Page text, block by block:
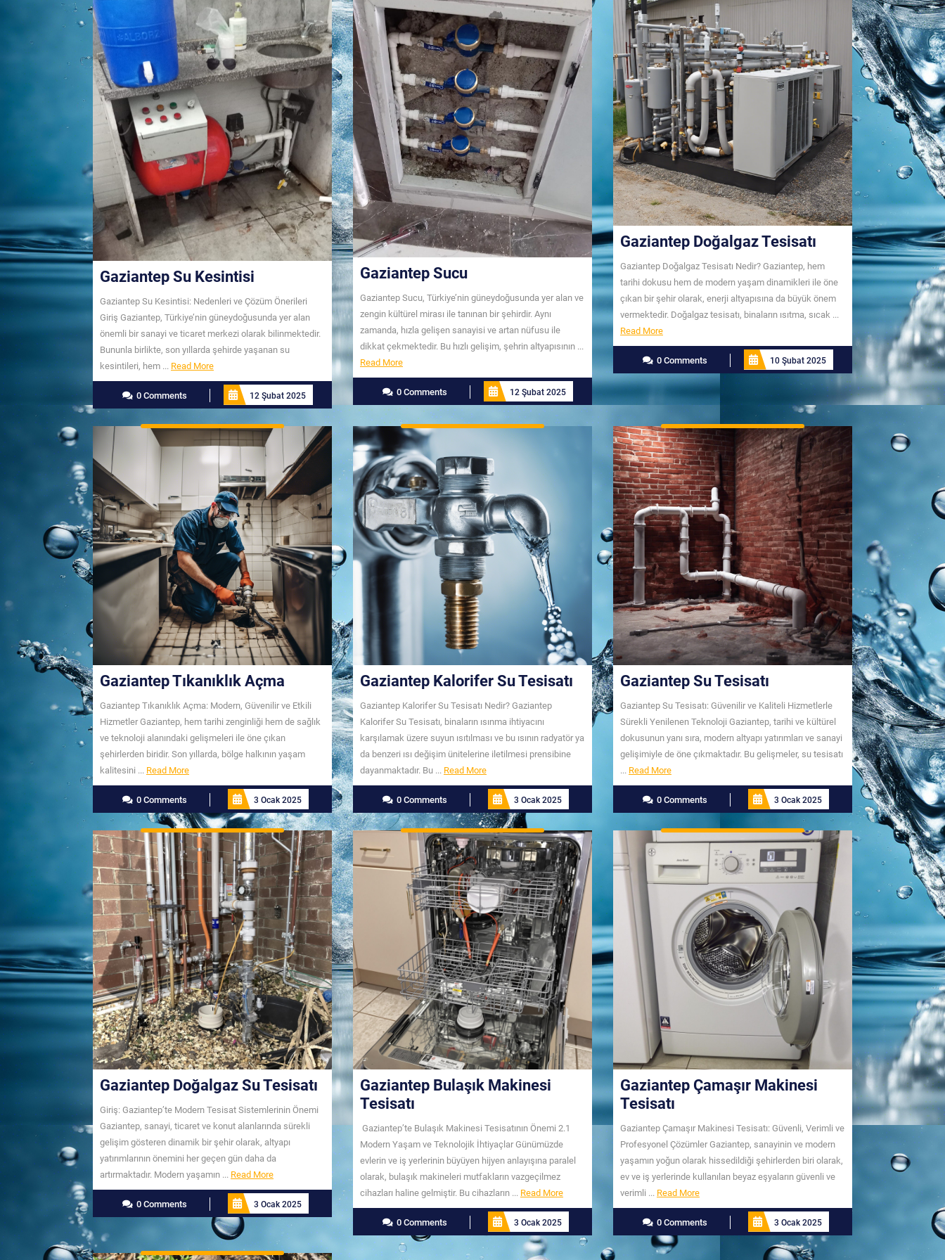
Gaziantep Su Kesintisi
Gaziantep Su Kesintisi: Nedenleri ve Çözüm Önerileri
Giriş Gaziantep, Türkiye’nin güneydoğusunda yer alan
önemli bir sanayi ve ticaret merkezi olarak bilinmektedir.
Bununla birlikte, son yıllarda şehirde yaşanan su
kesintileri, hem ... Read MoreRead
More
0 Comments
12 Şubat 2025
Gaziantep Sucu
Gaziantep Sucu, Türkiye’nin güneydoğusunda yer alan ve
zengin kültürel mirası ile tanınan bir şehirdir. Aynı
zamanda, hızla gelişen sanayisi ve artan nüfusu ile
dikkat çekmektedir. Bu hızlı gelişim, şehrin altyapısının ...
Read MoreRead
More
0 Comments
12 Şubat 2025
Gaziantep Doğalgaz Tesisatı
Gaziantep Doğalgaz Tesisatı Nedir? Gaziantep, hem
tarihi dokusu hem de modern yaşam dinamikleri ile öne
çıkan bir şehir olarak, enerji altyapısına da büyük önem
vermektedir. Doğalgaz tesisatı, binaların ısıtma, sıcak ...
Read MoreRead
More
0 Comments
10 Şubat 2025
Gaziantep Tıkanıklık Açma
Gaziantep Tıkanıklık Açma: Modern, Güvenilir ve Etkili
Hizmetler Gaziantep, hem tarihi zenginliği hem de sağlık
ve teknoloji alanındaki gelişmeleri ile öne çıkan
şehirlerden biridir. Son yıllarda, bölge halkının yaşam
kalitesini ... Read MoreRead
More
0 Comments
3 Ocak 2025
Gaziantep Kalorifer Su Tesisatı
Gaziantep Kalorifer Su Tesisatı Nedir? Gaziantep
Kalorifer Su Tesisatı, binaların ısınma ihtiyacını
karşılamak üzere suyun ısıtılması ve bu ısının radyatör ya
da benzeri ısı değişim ünitelerine iletilmesi prensibine
dayanmaktadır. Bu ... Read MoreRead
More
0 Comments
3 Ocak 2025
Gaziantep Su Tesisatı
Gaziantep Su Tesisatı: Güvenilir ve Kaliteli Hizmetlerle
Sürekli Yenilenen Teknoloji Gaziantep, tarihi ve kültürel
dokusunun yanı sıra, modern altyapı yatırımları ve sanayi
gelişimiyle de öne çıkmaktadır. Bu gelişmeler, su tesisatı
... Read MoreRead
More
0 Comments
3 Ocak 2025
Gaziantep Doğalgaz Su Tesisatı
Giriş: Gaziantep’te Modern Tesisat Sistemlerinin Önemi
Gaziantep, sanayi, ticaret ve konut alanlarında sürekli
gelişim gösteren dinamik bir şehir olarak, altyapı
yatırımlarının önemini her geçen gün daha da
artırmaktadır. Modern yaşamın ... Read MoreRead
More
0 Comments
3 Ocak 2025
Gaziantep Bulaşık Makinesi
Tesisatı
Gaziantep’te Bulaşık Makinesi Tesisatının Önemi 2.1
Modern Yaşam ve Teknolojik İhtiyaçlar Günümüzde
evlerin ve iş yerlerinin büyüyen hijyen anlayışına paralel
olarak, bulaşık makineleri mutfakların vazgeçilmez
cihazları haline gelmiştir. Bu cihazların ... Read MoreRead
More
0 Comments
3 Ocak 2025
Gaziantep Çamaşır Makinesi
Tesisatı
Gaziantep Çamaşır Makinesi Tesisatı: Güvenli, Verimli ve
Profesyonel Çözümler Gaziantep, sanayinin ve modern
yaşamın yoğun olarak hissedildiği şehirlerden biri olarak,
ev ve iş yerlerinde kullanılan beyaz eşyaların güvenli ve
verimli ... Read MoreRead
More
0 Comments
3 Ocak 2025